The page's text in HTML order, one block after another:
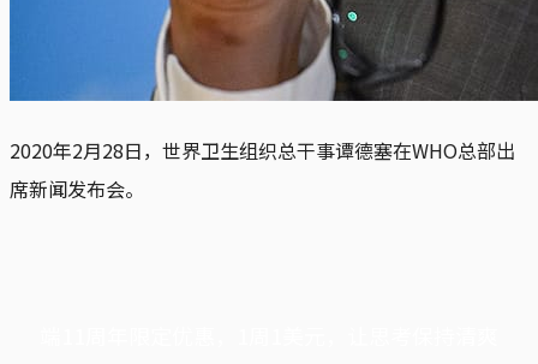
2020年2月28日，世界卫生组织总干事谭德塞在WHO总部出
席新闻发布会。